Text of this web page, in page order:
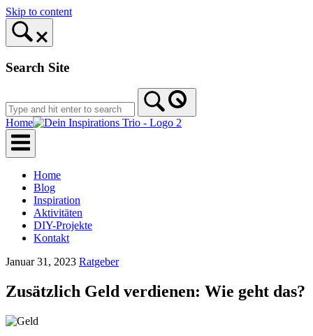
Skip to content
Search Site
Home
Home
Blog
Inspiration
Aktivitäten
DIY-Projekte
Kontakt
Januar 31, 2023 Ratgeber
Zusätzlich Geld verdienen: Wie geht das?